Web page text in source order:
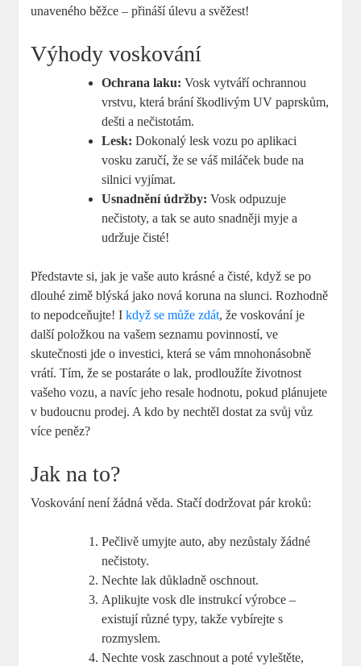
unaveného běžce – přináší úlevu a svěžest!
Výhody voskování
Ochrana laku: Vosk vytváří ochrannou
vrstvu, která brání škodlivým UV paprskům,
dešti a nečistotám.
Lesk: Dokonalý lesk vozu po aplikaci
vosku zaručí, že se váš miláček bude na
silnici vyjímat.
Usnadnění údržby: Vosk odpuzuje
nečistoty, a tak se auto snadněji myje a
udržuje čisté!
Představte si, jak je vaše auto krásné a čisté, když se po
dlouhé zimě blýská jako nová koruna na slunci. Rozhodně
to nepodceňujte! Ikdyž se může zdát, že voskování je
další položkou na vašem seznamu povinností, ve
skutečnosti jde o investici, která se vám mnohonásobně
vrátí. Tím, že se postaráte o lak, prodloužíte životnost
vašeho vozu, a navíc jeho resale hodnotu, pokud plánujete
v budoucnu prodej. A kdo by nechtěl dostat za svůj vůz
více peněz?
Jak na to?
Voskování není žádná věda. Stačí dodržovat pár kroků:
Pečlivě umyjte auto, aby nezůstaly žádné
nečistoty.
Nechte lak důkladně oschnout.
Aplikujte vosk dle instrukcí výrobce –
existují různé typy, takže vybírejte s
rozmyslem.
Nechte vosk zaschnout a poté vyleštěte,